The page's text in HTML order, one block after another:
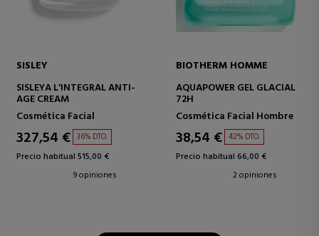
SISLEY
SISLEYA L'INTEGRAL ANTI-
AGE CREAM
Cosmética Facial
327,54 € 36% DTO.
Precio habitual 515,00 €
9 opiniones
BIOTHERM HOMME
AQUAPOWER GEL GLACIAL
72H
Cosmética Facial Hombre
38,54 € 42% DTO.
Precio habitual 66,00 €
2 opiniones